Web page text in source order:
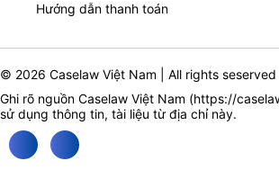
Hướng dẫn thanh toán
© 2026 Caselaw Việt Nam | All rights seserved
Ghi rõ nguồn Caselaw Việt Nam (https://
sử dụng thông tin, tài liệu từ địa chỉ này.